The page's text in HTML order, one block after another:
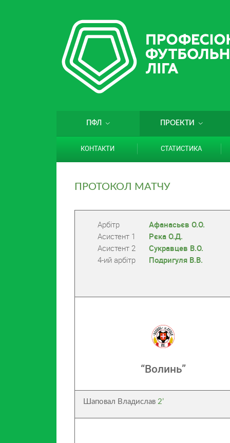
ПФЛ ПРОЕКТИ
КОНТАКТИ СТАТИСТИКА
ПРОТОКОЛ МАТЧУ
Арбітр
Афанасьєв О.О.
Асистент 1
Рєка О.Д.
Асистент 2
Сукравцев В.О.
4-ий арбітр
Подригуля В.В.
“Волинь”
Шаповал Владислав2’